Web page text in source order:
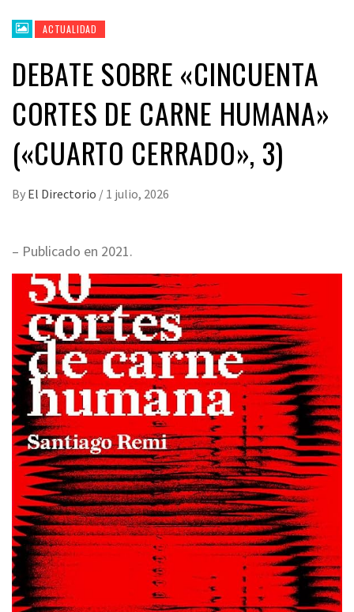
ACTUALIDAD
DEBATE SOBRE «CINCUENTA
CORTES DE CARNE HUMANA»
(«CUARTO CERRADO», 3)
By El Directorio / 1 julio, 2026
– Publicado en 2021.